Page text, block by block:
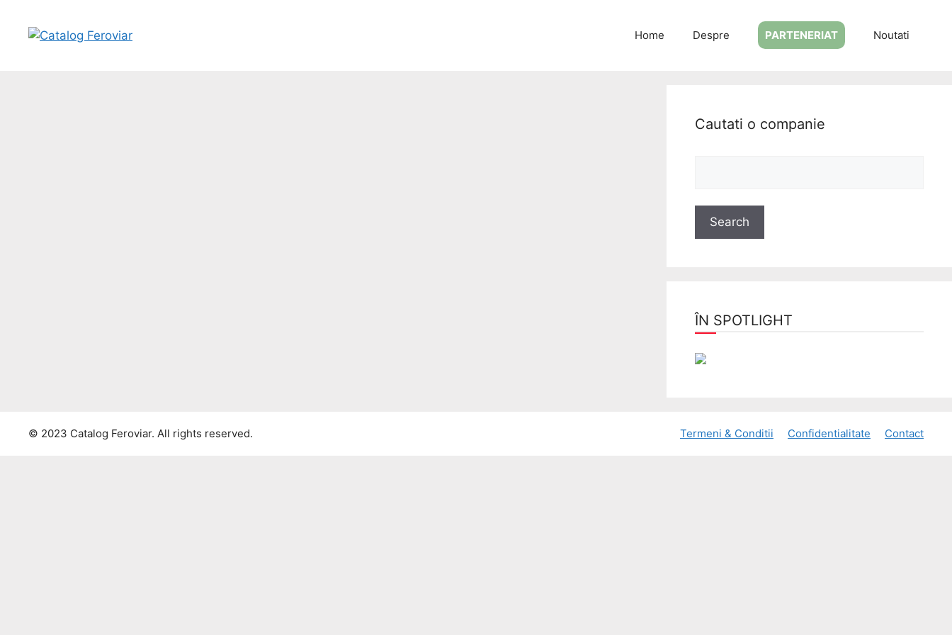
Home Despre PARTENERIAT Noutati
Cautati o companie
ÎN SPOTLIGHT
Termeni & Conditii Confidentialitate Contact
© 2023 Catalog Feroviar. All rights reserved.